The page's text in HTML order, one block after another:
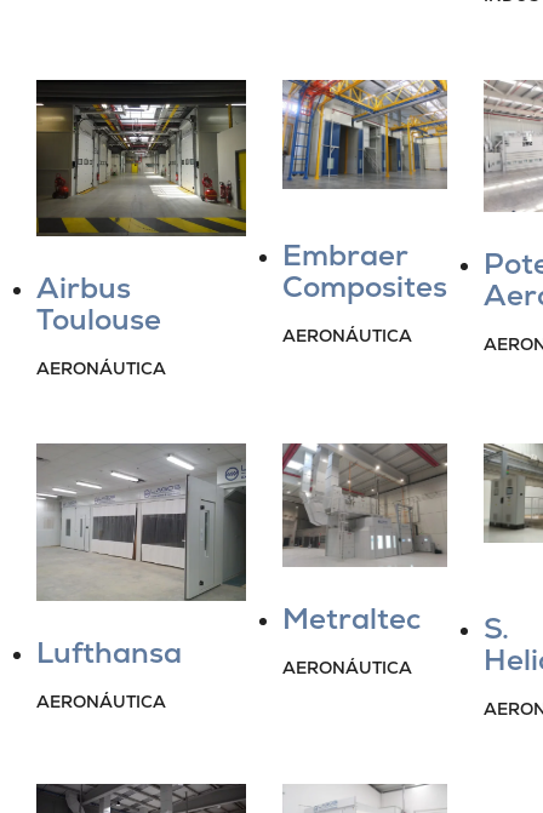
Airbus
Toulouse
AERONÁUTICA
Embraer
Composites
AERONÁUTICA
Lufthansa
AERONÁUTICA
Metraltec
AERONÁUTICA
S.